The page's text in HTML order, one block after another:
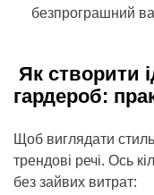
безпрограшний
Як створити
гардероб:
Щоб виглядати
трендові речі. Ось
без зайвих витрат: